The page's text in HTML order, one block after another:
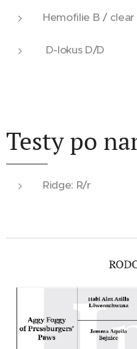
Hemofilie B / clear
D-lokus D/D
Testy po
Ridge: R/r